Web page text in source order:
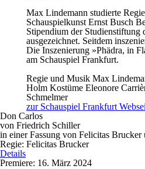
Max Lindemann studierte
Schauspielkunst Ernst Busch
Stipendium der Studienstiftung
ausgezeichnet. Seitdem
Die Inszenierung »Phädra, in
am Schauspiel Frankfurt.
Regie und MusikMax
Holm KostümeEleonore
Schmelmer
zur Schauspiel Frankfurt
Don Carlos
von Friedrich Schiller
in einer Fassung von Felicitas
Regie: Felicitas Brucker
Details
Premiere: 16. März 2024